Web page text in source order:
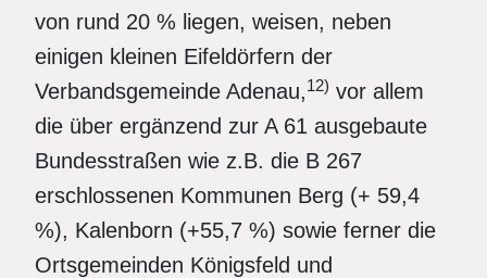
von rund 20 % liegen, weisen, neben
einigen kleinen Eifeldörfern der
Verbandsgemeinde Adenau,12) vor allem
die über ergänzend zur A 61 ausgebaute
Bundesstraßen wie z.B. die B 267
erschlossenen Kommunen Berg (+ 59,4
%), Kalenborn (+55,7 %) sowie ferner die
Ortsgemeinden Königsfeld und